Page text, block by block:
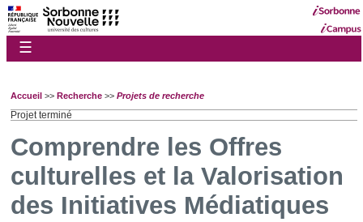
☰
Accueil >> Recherche >> Projets de recherche
Projet terminé
Comprendre les Offres
culturelles et la Valorisation
des Initiatives Médiatiques